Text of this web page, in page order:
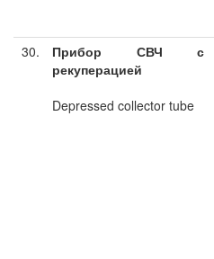
30.
Прибор СВЧ с
рекуперацией
Depressed collector tube